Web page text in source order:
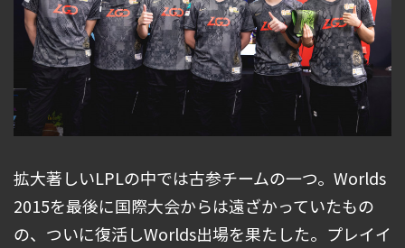
拡大著しいLPLの中では古参チームの一つ。Worlds
2015を最後に国際大会からは遠ざかっていたもの
の、ついに復活しWorlds出場を果たした。プレイイ